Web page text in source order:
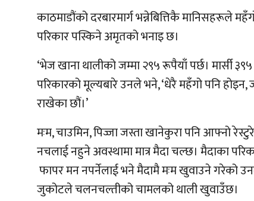
काठमाडौंको दरबारमार्ग भन्नेबित्तिकै
परिकार पस्किने अमृतको भनाइ छ।
‘भेज खाना थालीको जम्मा २९५ रूपैयाँ पर्छ। मार्सी
परिकारको मूल्यबारे उनले भने, ‘धेरै महँगो पनि
राखेका छौं।’
मःम, चाउमिन, पिज्जा जस्ता खानेकुरा पनि आफ्नो
नचलाई नहुने अवस्थामा मात्र मैदा चल्छ। मैदाका
फापर मन नपर्नेलाई भने मैदामै मःम खुवाउने गरेको
जुकोटले चलनचल्तीको चामलको थाली खुवाउँछ।